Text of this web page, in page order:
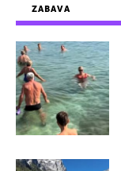
ZABAVA